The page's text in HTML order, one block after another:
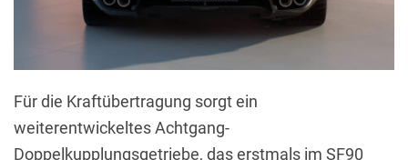
Für die Kraftübertragung sorgt ein
weiterentwickeltes Achtgang-
Doppelkupplungsgetriebe, das erstmals im SF90